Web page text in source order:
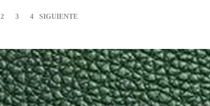
2 3 4 SIGUIENTE